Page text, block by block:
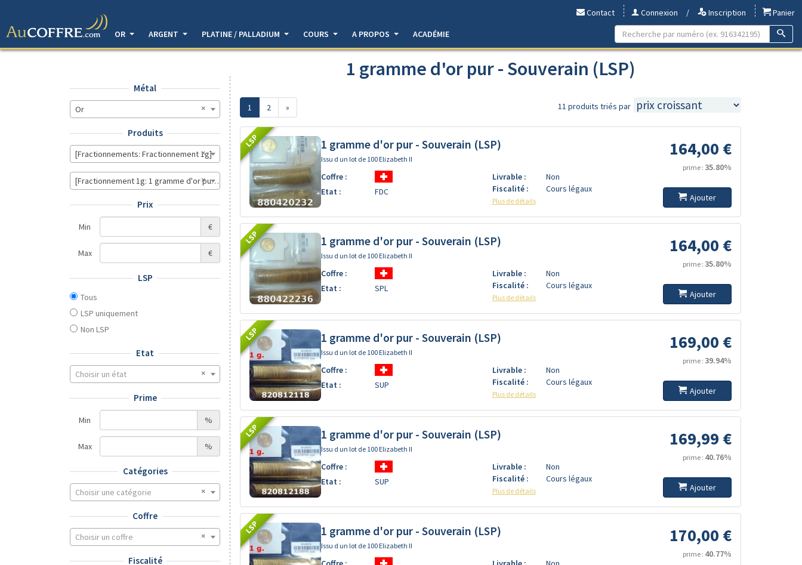
Contact Connexion / Inscription
Panier
OR
ARGENT PLATINE / PALLADIUM COURS A PROPOS ACADÉMIE
Métal
Or
Produits
[Fractionnements: Fractionnement 1g]
[Fractionnement 1g: 1 gramme d'or pur - Souverain (LSP)]
Prix
Min €
Max €
LSP
Tous
LSP uniquement
Non LSP
Etat
Choisir un état
Prime
Min %
Max %
Catégories
Choisir une catégorie
Coffre
Choisir un coffre
Fiscalité
1 gramme d'or pur - Souverain (LSP)
1 2 » 11 produits triés par
LSP 1 gramme d'or pur - Souverain (LSP)
Issu d un lot de 100 Elizabeth II
Coffre :
Etat :
FDC
Livrable :
Non
Fiscalité :
Cours légaux
Plus de détails
164,00 €
prime : 35.80%
Ajouter
LSP 1 gramme d'or pur - Souverain (LSP)
Issu d un lot de 100 Elizabeth II
Coffre :
Etat :
SPL
Livrable :
Non
Fiscalité :
Cours légaux
Plus de détails
164,00 €
prime : 35.80%
Ajouter
LSP 1 gramme d'or pur - Souverain (LSP)
Issu d un lot de 100 Elizabeth II
Coffre :
Etat :
SUP
Livrable :
Non
Fiscalité :
Cours légaux
Plus de détails
169,00 €
prime : 39.94%
Ajouter
LSP 1 gramme d'or pur - Souverain (LSP)
Issu d un lot de 100 Elizabeth II
Coffre :
Etat :
SUP
Livrable :
Non
Fiscalité :
Cours légaux
Plus de détails
169,99 €
prime : 40.76%
Ajouter
LSP 1 gramme d'or pur - Souverain (LSP)
Issu d un lot de 100 Elizabeth II 170,00 €
prime : 40.77%